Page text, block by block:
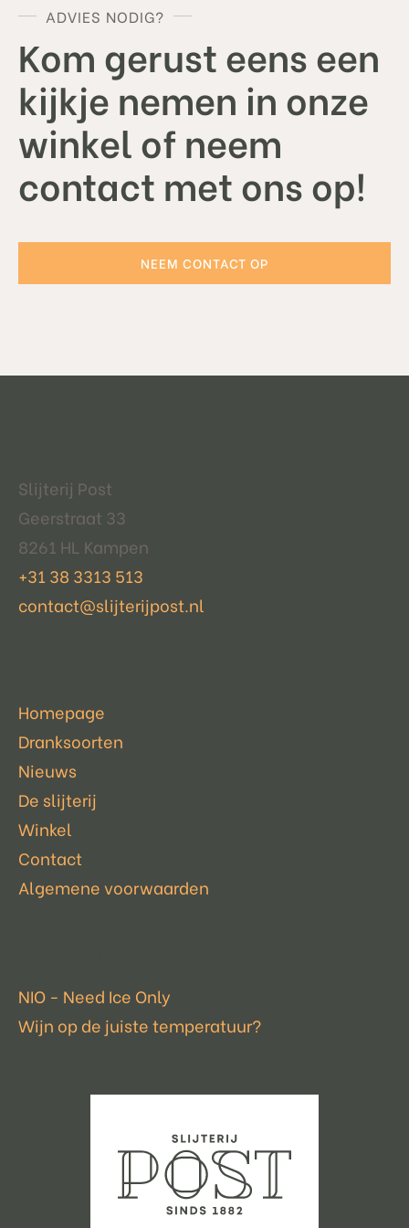
ADVIES NODIG?
Kom gerust eens een
kijkje nemen in onze
winkel of neem
contact met ons op!
NEEM CONTACT OP
Slijterij Post
Geerstraat 33
8261 HL Kampen
+31 38 3313 513
contact@slijterijpost.nl
Homepage
Dranksoorten
Nieuws
De slijterij
Winkel
Contact
Algemene voorwaarden
NIO - Need Ice Only
Wijn op de juiste temperatuur?